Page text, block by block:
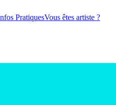
PratiquesVous êtes artiste ?